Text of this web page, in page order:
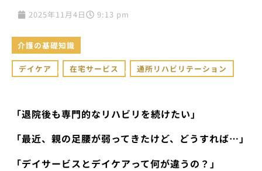
2025年11月4日 9:13 pm
介護の基礎知識
デイケア , 在宅サービス , 通所リハビリテーション
「退院後も専門的なリハビリを続けたい」
「最近、親の足腰が弱ってきたけど、どうすれば…」
「デイサービスとデイケアって何が違うの？」